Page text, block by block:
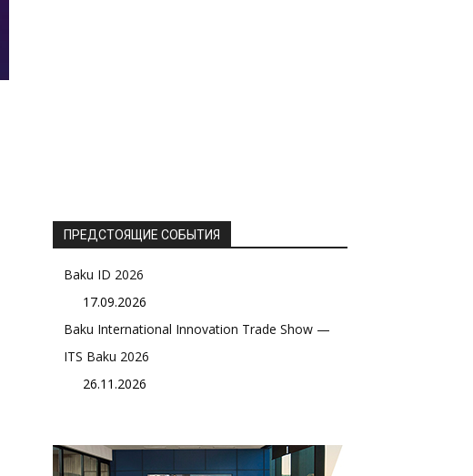
ПРЕДСТОЯЩИЕ СОБЫТИЯ
Baku ID 2026
17.09.2026
Baku International Innovation Trade Show —
ITS Baku 2026
26.11.2026